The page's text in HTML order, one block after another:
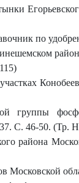
по
группы
С. 46-50.
района
Московской